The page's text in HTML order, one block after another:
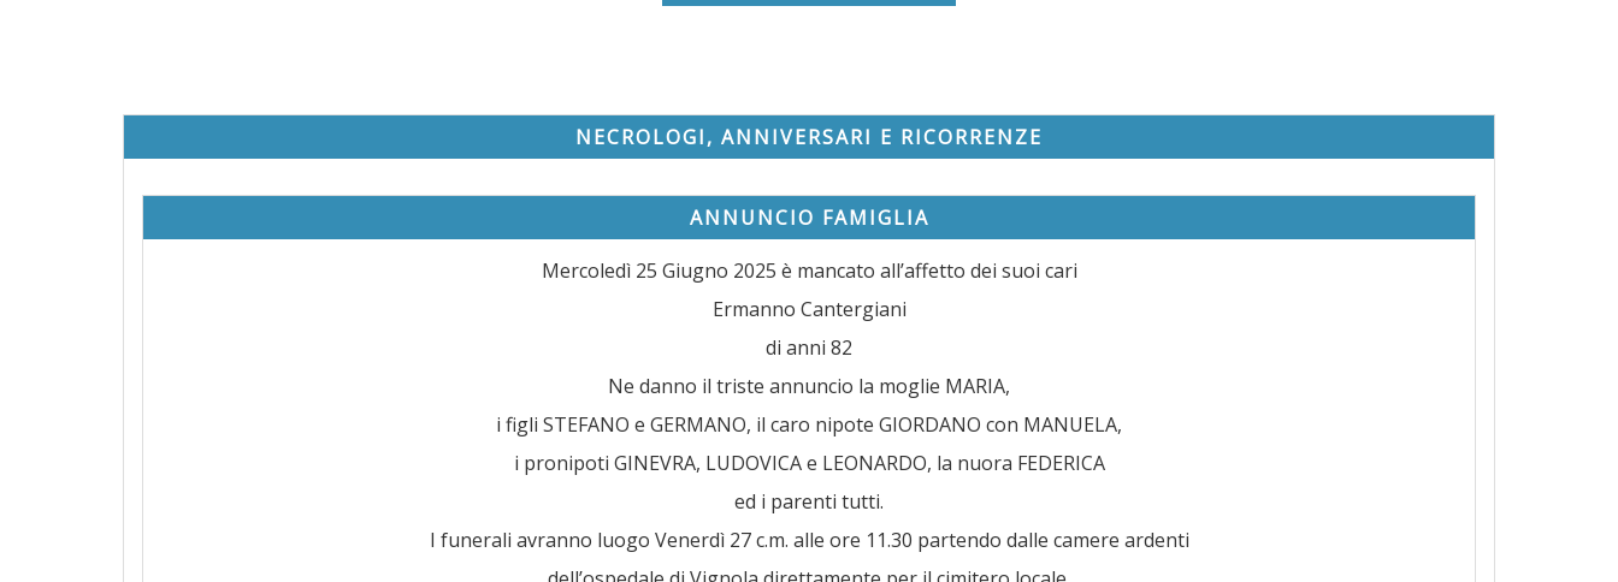
NECROLOGI, ANNIVERSARI E RICORRENZE
ANNUNCIO FAMIGLIA
Mercoledì 25 Giugno 2025 è mancato all’affetto dei suoi cari
Ermanno Cantergiani
di anni 82
Ne danno il triste annuncio la moglie MARIA,
i figli STEFANO e GERMANO, il caro nipote GIORDANO con MANUELA,
i pronipoti GINEVRA, LUDOVICA e LEONARDO, la nuora FEDERICA
ed i parenti tutti.
I funerali avranno luogo Venerdì 27 c.m. alle ore 11.30 partendo dalle camere ardenti